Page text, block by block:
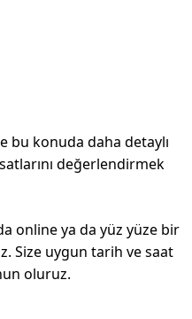
bu konuda daha detaylı
değerlendirmek
online ya da yüz yüze bir
Size uygun tarih ve saat
oluruz.